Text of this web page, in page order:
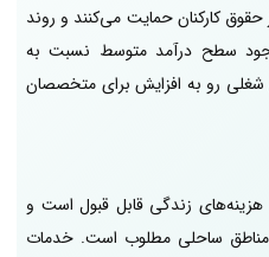
حقوق کارکنان حمایت می‌کنند و روند
سطح درآمد متوسط نسبت به
رو به افزایش برای متخصصان
هزینه‌های زندگی قابل قبول است و
ساحلی مطلوب است. خدمات